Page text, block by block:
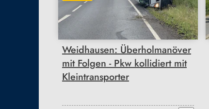
Weidhausen: Überholmanöver
mit Folgen - Pkw kollidiert mit
Kleintransporter